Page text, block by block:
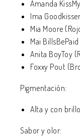
Amanda
Ima
Mia Moore
Mai
Anita BoyToy
Foxxy Pout
Pigmentación:
Alta y con
Sabor y olor: